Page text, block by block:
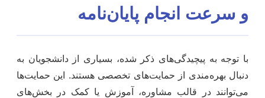
و سرعت انجام پایان‌نامه
با توجه به پیچیدگی‌های ذکر شده، بسیاری از دانشجویان به
دنبال بهره‌مندی از حمایت‌های تخصصی هستند. این حمایت‌ها
می‌توانند در قالب مشاوره، آموزش یا کمک در بخش‌های